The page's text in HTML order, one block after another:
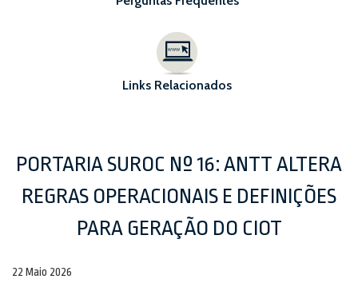
Links Relacionados
PORTARIA SUROC Nº 16: ANTT ALTERA
REGRAS OPERACIONAIS E DEFINIÇÕES
PARA GERAÇÃO DO CIOT
22 Maio 2026